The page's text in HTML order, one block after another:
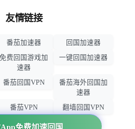
免费加速回国
友情链接
番茄加速器
回国加速器
免费回国游戏加
速器
一键回国加速器
番茄回国VPN
番茄海外回国加
速器
番茄VPN
翻墙回国VPN
器
回国VPN推荐